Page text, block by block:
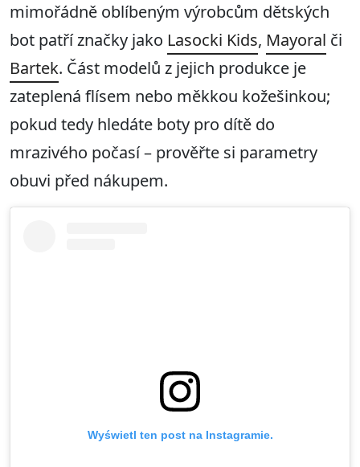
mimořádně oblíbeným výrobcům dětských
bot patří značky jako Lasocki Kids, Mayoral či
Bartek. Část modelů z jejich produkce je
zateplená flísem nebo měkkou kožešinkou;
pokud tedy hledáte boty pro dítě do
mrazivého počasí – prověřte si parametry
obuvi před nákupem.
Wyświetl ten post na Instagramie.